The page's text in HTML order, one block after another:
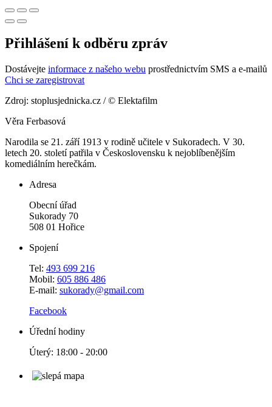
Přihlášení k odběru zpráv
Dostávejte informace z našeho webu prostřednictvím SMS a e-mailů
Chci se zaregistrovat
Zdroj: stoplusjednicka.cz / © Elektafilm
Věra Ferbasová
Narodila se 21. září 1913 v rodině učitele v Sukoradech. V 30.
letech 20. století patřila v Československu k nejoblíbenějším
komediálním herečkám.
Adresa
Obecní úřad
Sukorady 70
508 01 Hořice
Spojení
Tel: 493 699 216
Mobil: 605 886 486
E-mail: sukorady@gmail.com
Facebook
Úřední hodiny
Úterý: 18:00 - 20:00